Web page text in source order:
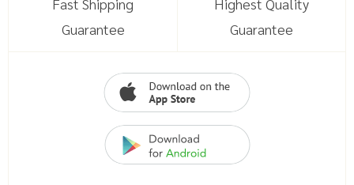
Guarantee
Guarantee